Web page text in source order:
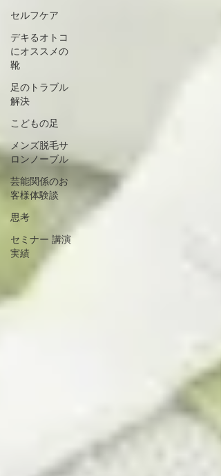
セルフケア
デキるオトコ
にオススメの
靴
足のトラブル
解決
こどもの足
メンズ脱毛サ
ロンノーブル
芸能関係のお
客様体験談
思考
セミナー 講演
実績